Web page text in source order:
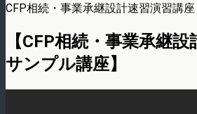
CFP相続・事業承継設計速習演習講座
【CFP相続・事業承継
サンプル講座】